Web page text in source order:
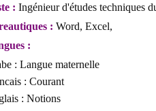
Poste :Ingénieur d'études
Bureautiques : Word, Excel,
Langues :
Arabe : Langue maternelle
Francais : Courant
Anglais : Notions